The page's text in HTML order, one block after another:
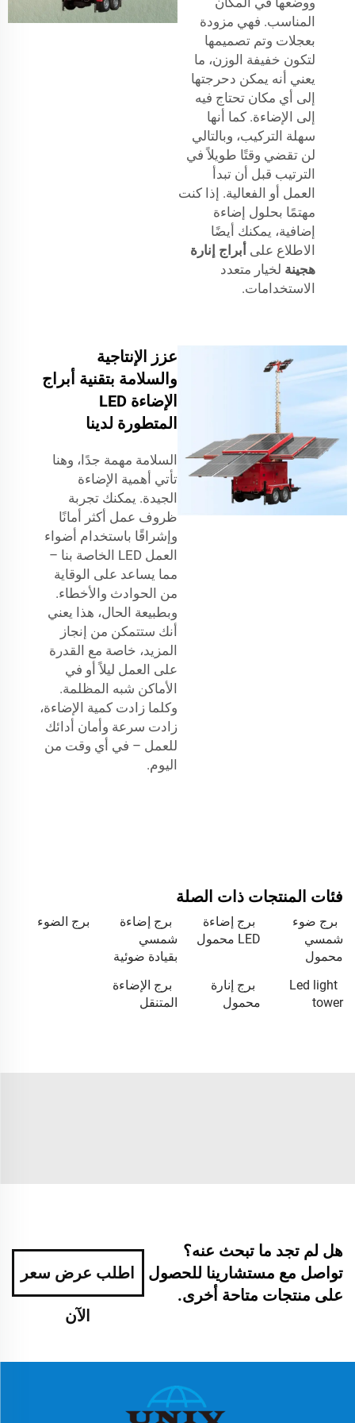
المناسب. فهي مزودة
بعجلات وتم تصميمها
لتكون خفيفة الوزن، ما
يعني أنه يمكن دحرجتها
إلى أي مكان تحتاج فيه
إلى الإضاءة. كما أنها
سهلة التركيب، وبالتالي
لن تقضي وقتًا طويلاً في
الترتيب قبل أن تبدأ
العمل أو الفعالية. إذا كنت
مهتمًا بحلول إضاءة
إضافية، يمكنك أيضًا
الاطلاع على أبراج إنارة
هجينة لخيار متعدد
الاستخدامات.
عزز الإنتاجية
والسلامة بتقنية أبراج
الإضاءة LED
المتطورة لدينا
السلامة مهمة جدًا، وهنا
تأتي أهمية الإضاءة
الجيدة. يمكنك تجربة
ظروف عمل أكثر أمانًا
وإشراقًا باستخدام أضواء
العمل LED الخاصة بنا –
مما يساعد على الوقاية
من الحوادث والأخطاء.
وبطبيعة الحال، هذا يعني
أنك ستتمكن من إنجاز
المزيد، خاصة مع القدرة
على العمل ليلاً أو في
الأماكن شبه المظلمة.
وكلما زادت كمية الإضاءة،
زادت سرعة وأمان أدائك
للعمل – في أي وقت من
اليوم.
فئات المنتجات ذات الصلة
برج ضوء
شمسي
محمول
برج إضاءة
LED محمول
برج إضاءة
شمسي
بقيادة ضوئية
برج الضوء
Led light
tower
برج إنارة
محمول
برج الإضاءة
المتنقل
هل لم تجد ما تبحث عنه؟
تواصل مع مستشارينا للحصول
على منتجات متاحة أخرى.
اطلب عرض سعر
الآن